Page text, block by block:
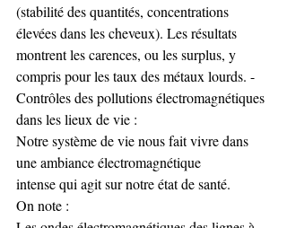
(stabilité des quantités, concentrations
élevées dans les cheveux). Les résultats
montrent les carences, ou les surplus, y
compris pour les taux des métaux lourds. -
Contrôles des pollutions électromagnétiques
dans les lieux de vie :
Notre système de vie nous fait vivre dans
une ambiance électromagnétique
intense qui agit sur notre état de santé.
On note :